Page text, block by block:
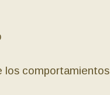
los comportamientos